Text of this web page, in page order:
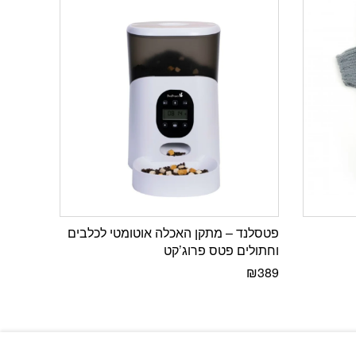
פטסלנד – מתקן האכלה אוטומטי לכלבים
וחתולים פטס פרוג’קט
₪389